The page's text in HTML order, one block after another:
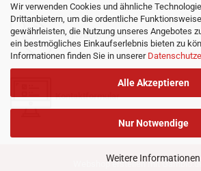
Wir verwenden Cookies und ähnliche
Drittanbietern, um die ordentliche
gewährleisten, die Nutzung unseres Angebotes
ein bestmögliches Einkaufserlebnis bieten zu
Informationen finden Sie in unserer
Alle Akzeptieren
Nur Notwendige
Weitere Informationen
+4917630168024
Kontaktformular
Webshop erstellenmit